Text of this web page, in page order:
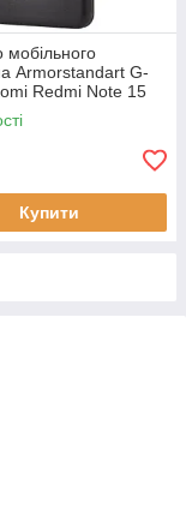
мобільного
Armorstandart G-
Redmi Note 15
Купити